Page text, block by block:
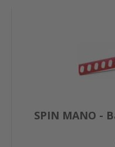
SPIN MANO -